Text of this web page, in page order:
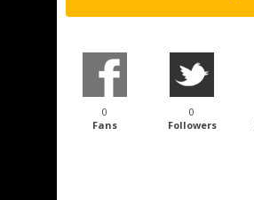
0
Fans
0
Followers